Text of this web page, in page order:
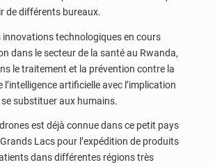
de différents bureaux.
innovations technologiques en cours
dans le secteur de la santé au Rwanda,
le traitement et la prévention contre la
l’intelligence artificielle avec l’implication
substituer aux humains.
est déjà connue dans ce petit pays
Lacs pour l’expédition de produits
dans différentes régions très